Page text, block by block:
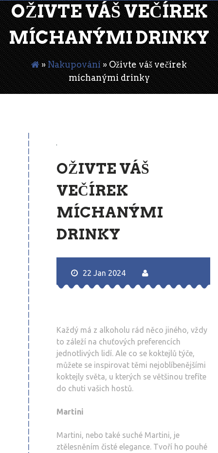
OŽIVTE VÁŠ VEČÍREK
MÍCHANÝMI DRINKY
» Nakupování » Oživte váš večírek
míchanými drinky
OŽIVTE VÁŠ
VEČÍREK
MÍCHANÝMI
DRINKY
22 Jan 2024
Každý má z alkoholu rád něco jiného, vždy
to záleží na chuťových preferencích
jednotlivých lidí. Ale co se koktejlů týče,
můžete se inspirovat těmi nejoblíbenějšími
koktejly světa, u kterých se většinou trefíte
do chuti vašich hostů.
Martini
Martini, nebo také suché Martini, je
ztělesněním čisté elegance. Tvoří ho pouhé